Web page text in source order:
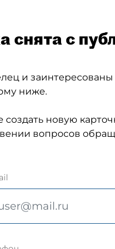
снята с
и
ниже.
создать новую
вопросов